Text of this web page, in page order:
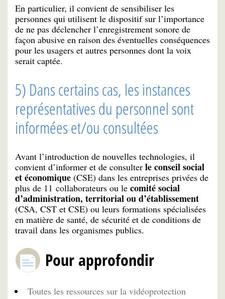
En particulier, il convient de sensibiliser les
personnes qui utilisent le dispositif sur l’importance
de ne pas déclencher l’enregistrement sonore de
façon abusive en raison des éventuelles conséquences
pour les usagers et autres personnes dont la voix
serait captée.
5) Dans certains cas, les instances
représentatives du personnel sont
informées et/ou consultées
Avant l’introduction de nouvelles technologies, il
convient d’informer et de consulter le conseil social
et économique (CSE) dans les entreprises privées de
plus de 11 collaborateurs ou le comité social
d’administration, territorial ou d’établissement
(CSA, CST et CSE) ou leurs formations spécialisées
en matière de santé, de sécurité et de conditions de
travail dans les organismes publics.
Pour approfondir
Toutes les ressources sur la vidéoprotection